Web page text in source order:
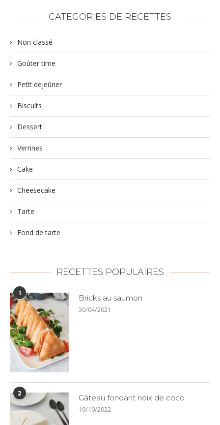
CATEGORIES DE RECETTES
Non classé
Goûter time
Petit dejeûner
Biscuits
Dessert
Verrines
Cake
Cheesecake
Tarte
Fond de tarte
RECETTES POPULAIRES
1
Bricks au saumon
30/04/2021
2
Gâteau fondant noix de coco
19/10/2022